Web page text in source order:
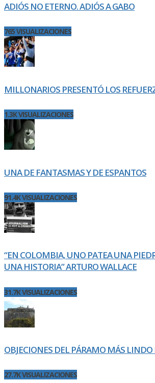
ADIÓS NO ETERNO. ADIÓS A GABO
765 VISUALIZACIONES
MILLONARIOS PRESENTÓ LOS
1.3K VISUALIZACIONES
UNA DE FANTASMAS Y DE ESPANTOS
91.4K VISUALIZACIONES
“EN COLOMBIA, UNO PATEA UNA
UNA HISTORIA” ARTURO WALLACE
31.7K VISUALIZACIONES
OBJECIONES DEL PÁRAMO MÁS
27.7K VISUALIZACIONES